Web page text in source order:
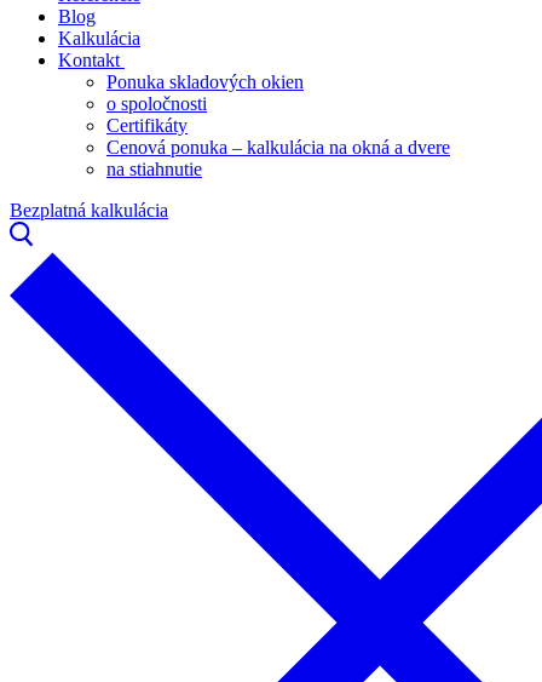
Blog
Kalkulácia
Kontakt
Ponuka skladových okien
o spoločnosti
Certifikáty
Cenová ponuka – kalkulácia na okná a dvere
na stiahnutie
Bezplatná kalkulácia